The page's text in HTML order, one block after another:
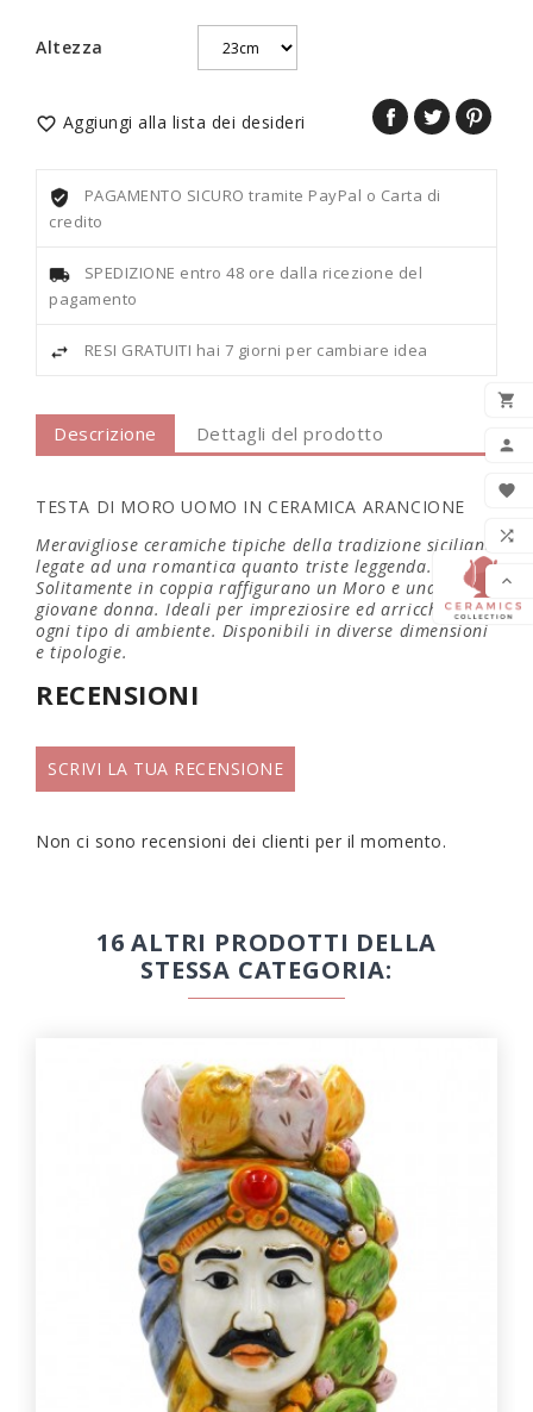





Altezza
 Aggiungi alla lista dei desideri
PAGAMENTO SICURO tramite PayPal o Carta di
credito
SPEDIZIONE entro 48 ore dalla ricezione del
pagamento
RESI GRATUITI hai 7 giorni per cambiare idea
Descrizione Dettagli del prodotto
TESTA DI MORO UOMO IN CERAMICA ARANCIONE
Meravigliose ceramiche tipiche della tradizione siciliana
legate ad una romantica quanto triste leggenda.
Solitamente in coppia raffigurano un Moro e una
giovane donna. Ideali per impreziosire ed arricchire
ogni tipo di ambiente. Disponibili in diverse dimensioni
e tipologie.
RECENSIONI
SCRIVI LA TUA RECENSIONE
Non ci sono recensioni dei clienti per il momento.
16 ALTRI PRODOTTI DELLA
STESSA CATEGORIA: